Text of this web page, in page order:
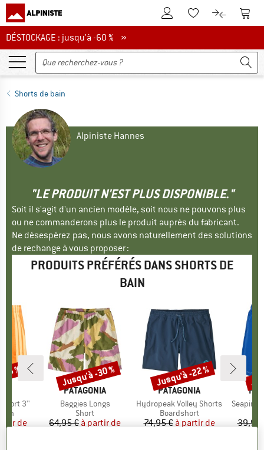
Vers le compte client
Vers la liste
Vers le
DÉSTOCKAGE : jusqu'à -60 %
DÉSTOCKAGE : jusqu'à -60 % »
Shorts de bain
Alpiniste Hannes
"LE PRODUIT N'EST PLUS DISPONIBLE."
Soit il s'agit d'un ancien modèle, soit nous ne pouvons plus
ou ne commanderons plus le produit auprès du fabricant.
Ne désespérez pas, nous avons naturellement des solutions
de rechange à vous proposer :
PRODUITS PRÉFÉRÉS DANS SHORTS DE
BAIN
3''
réduit
de
%
MARQUE
PATAGONIA
Article
Baggies Longs
Product group
Short
Prix
64,95 € Prix réduit
à partir de
Remise
Jusqu'à -30 %
MARQUE
PATAGONIA
Article
Hydropeak Volley Shorts
Product group
Boardshort
Prix
74,95 € Prix réduit
à partir de
Remise
Jusqu'à -22 %
Article
39,95